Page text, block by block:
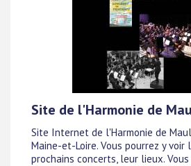
Site de l'Harmonie de
Site Internet de l'Harmonie de
Maine-et-Loire. Vous pourrez y voir
prochains concerts, leur lieux.